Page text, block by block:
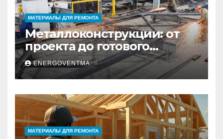
МАТЕРИАЛЫ ДЛЯ РЕМОНТА
Металлоконструкции: от
проекта до готового
изделия – полный
практический гид
ENERGOVENTMA
МАТЕРИАЛЫ ДЛЯ РЕМОНТА